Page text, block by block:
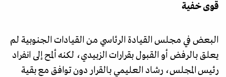
قوى خفية
البعض في مجلس القيادة الرئاسي من القيادات الجنوبية لم
يعلق بالرفض أو القبول بقرارات الزبيدي، لكنه ألمح إلى انفراد
رئيس المجلس، رشاد العليمي بالقرار دون توافق مع بقية